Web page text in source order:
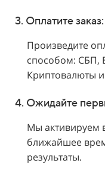
3. Оплатите заказ:
Произведите
способом: СБП,
Криптовалюты
4. Ожидайте
Мы активируем
ближайшее
результаты.